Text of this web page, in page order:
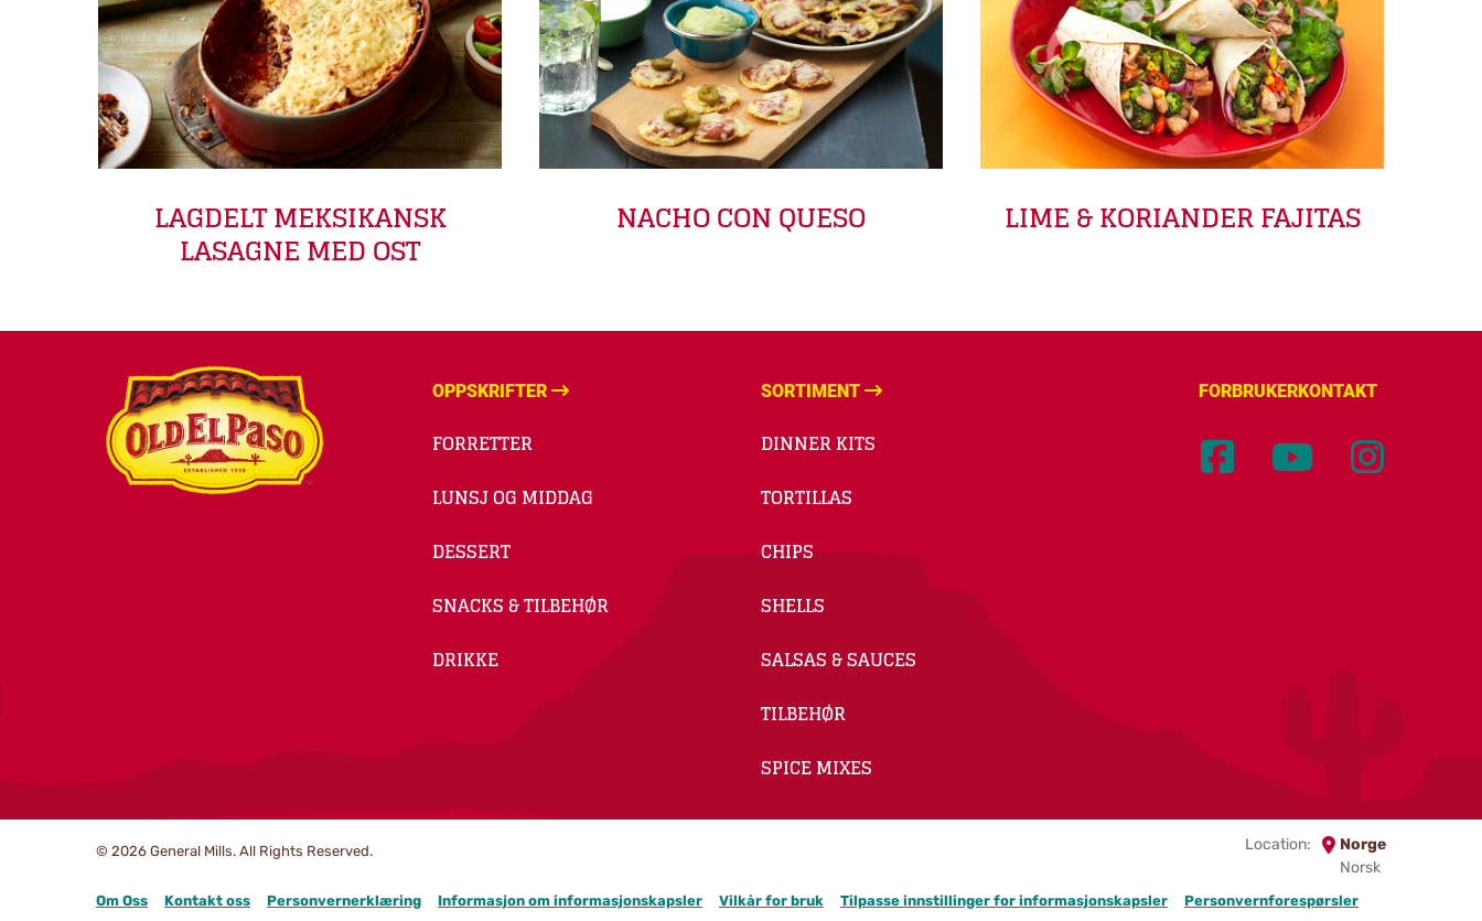
LAGDELT MEKSIKANSK
LASAGNE MED OST
NACHO CON QUESO LIME & KORIANDER FAJITAS
OPPSKRIFTER
FORRETTER
LUNSJ OG MIDDAG
DESSERT
SNACKS & TILBEHØR
DRIKKE
SORTIMENT
DINNER KITS
TORTILLAS
CHIPS
SHELLS
SALSAS & SAUCES
TILBEHØR
SPICE MIXES
FORBRUKERKONTAKT
© 2026 General Mills. All Rights Reserved. Location:
Norge
Norsk
Om Oss Kontakt oss Personvernerklæring Informasjon om informasjonskapsler Vilkår for bruk Tilpasse innstillinger for informasjonskapsler Personvernforespørsler